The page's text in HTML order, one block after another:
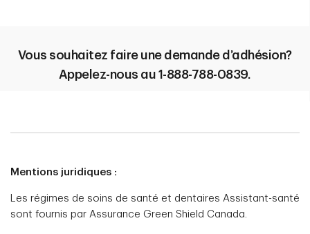
Vous souhaitez faire une demande d’adhésion?
Appelez-nous au 1-888-788-0839.
Mentions juridiques :
Les régimes de soins de santé et dentaires Assistant-santé
sont fournis par Assurance Green Shield Canada.